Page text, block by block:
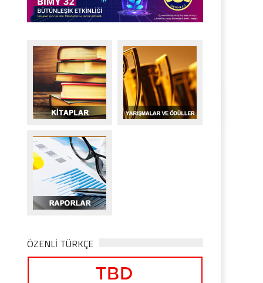
ÖZENLİ TÜRKÇE